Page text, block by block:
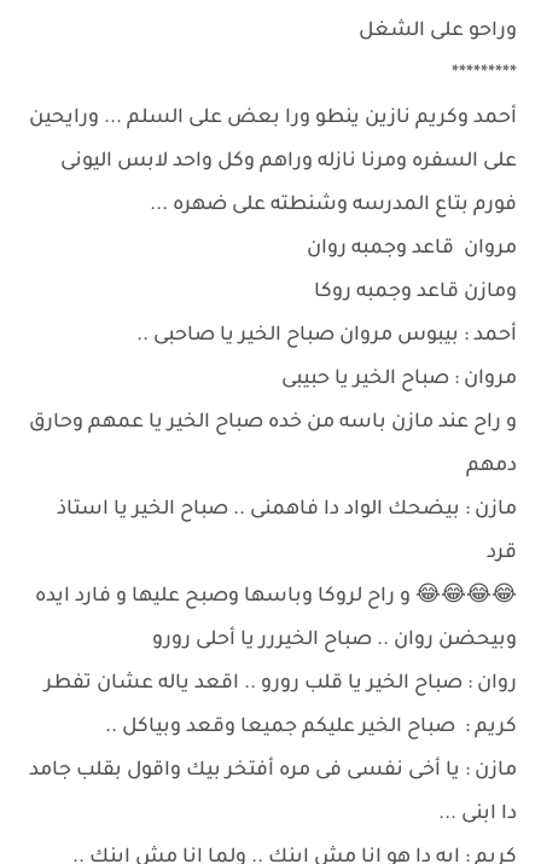
وراحو على الشغل
*********
أحمد وكريم نازين ينطو ورا بعض على السلم ... ورايحين
على السفره ومرنا نازله وراهم وكل واحد لابس اليونى
فورم بتاع المدرسه وشنطته على ضهره ...
مروان قاعد وجمبه روان
ومازن قاعد وجمبه روكا
أحمد : بيبوس مروان صباح الخير يا صاحبى ..
مروان : صباح الخير يا حبيبى
و راح عند مازن باسه من خده صباح الخير يا عمهم وحارق
دمهم
مازن : بيضحك الواد دا فاهمنى .. صباح الخير يا استاذ
قرد
😂😂😂😂 و راح لروكا وباسها وصبح عليها و فارد ايده
وبيحضن روان .. صباح الخيررر يا أحلى رورو
روان : صباح الخير يا قلب رورو .. اقعد ياله عشان تفطر
كريم : صباح الخير عليكم جميعا وقعد وبياكل ..
مازن : يا أخى نفسى فى مره أفتخر بيك واقول بقلب جامد
دا ابنى ...
كريم : ايه دا هو انا مش ابنك .. ولما انا مش ابنك ..